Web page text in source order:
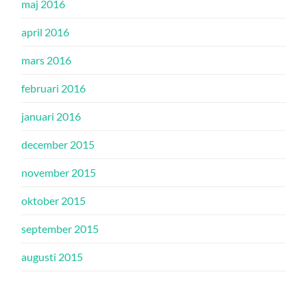
maj 2016
april 2016
mars 2016
februari 2016
januari 2016
december 2015
november 2015
oktober 2015
september 2015
augusti 2015